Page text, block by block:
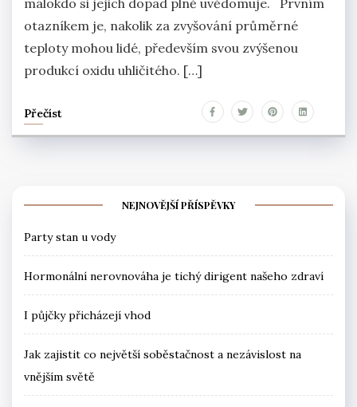
otazníkem je, nakolik za zvyšování průměrné
teploty mohou lidé, především svou zvýšenou
produkcí oxidu uhličitého. […]
Přečíst
NEJNOVĚJŠÍ PŘÍSPĚVKY
Party stan u vody
Hormonální nerovnováha je tichý dirigent našeho zdraví
I půjčky přicházejí vhod
Jak zajistit co největší soběstačnost a nezávislost na
vnějším světě